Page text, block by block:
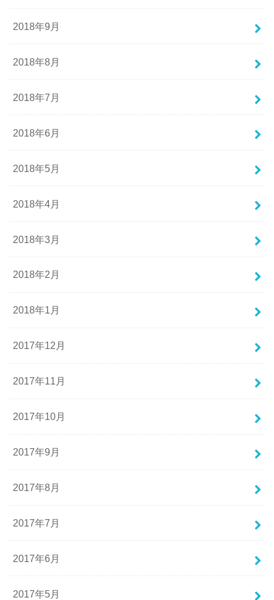
2018年9月
2018年8月
2018年7月
2018年6月
2018年5月
2018年4月
2018年3月
2018年2月
2018年1月
2017年12月
2017年11月
2017年10月
2017年9月
2017年8月
2017年7月
2017年6月
2017年5月